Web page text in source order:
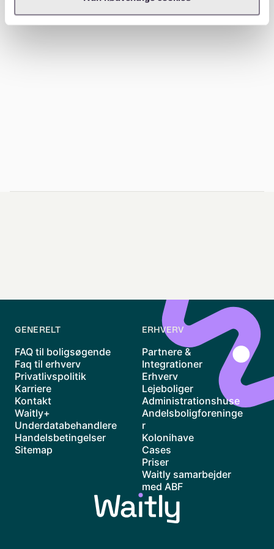
GENERELT
FAQ til boligsøgende
Faq til erhverv
Privatlivspolitik
Karriere
Kontakt
Waitly+
Underdatabehandlere
Handelsbetingelser
Sitemap
ERHVERV
Partnere &
Integrationer
Erhverv
Lejeboliger
Administrationshuse
Andelsboligforeninge
r
Kolonihave
Cases
Priser
Waitly samarbejder
med ABF